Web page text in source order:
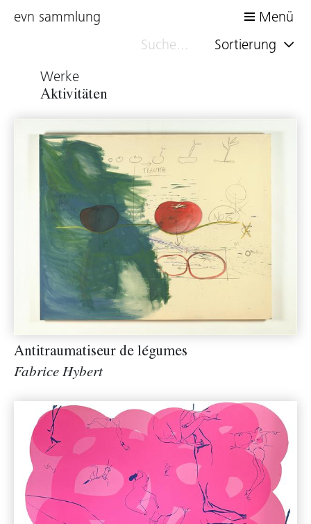
evn sammlung
Menü
Sortierung
Werke
Aktivitäten
Antitraumatiseur de légumes
Fabrice Hybert